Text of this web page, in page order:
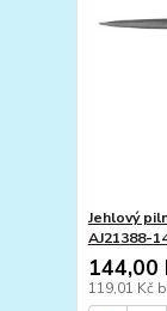
Jehlový
AJ21388-
144,00
119,01 Kč